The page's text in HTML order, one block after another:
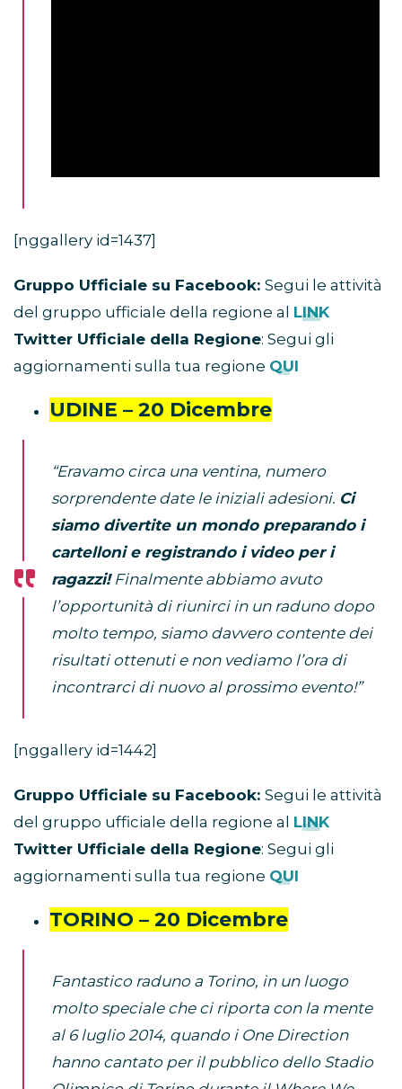
[nggallery id=1437]
Gruppo Ufficiale su Facebook: Segui le attività
del gruppo ufficiale della regione al LINK
Twitter Ufficiale della Regione: Segui gli
aggiornamenti sulla tua regione QUI
UDINE – 20 Dicembre
“Eravamo circa una ventina, numero
sorprendente date le iniziali adesioni. Ci
siamo divertite un mondo preparando i
cartelloni e registrando i video per i
ragazzi!Finalmente abbiamo avuto
l’opportunità di riunirci in un raduno dopo
molto tempo, siamo davvero contente dei
risultati ottenuti e non vediamo l’ora di
incontrarci di nuovo al prossimo evento!”
[nggallery id=1442]
Gruppo Ufficiale su Facebook: Segui le attività
del gruppo ufficiale della regione al LINK
Twitter Ufficiale della Regione: Segui gli
aggiornamenti sulla tua regione QUI
TORINO – 20 Dicembre
Fantastico raduno a Torino, in un luogo
molto speciale che ci riporta con la mente
al 6 luglio 2014, quando i One Direction
hanno cantato per il pubblico dello Stadio